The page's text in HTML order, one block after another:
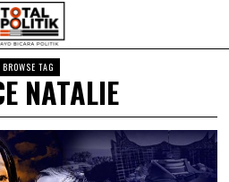
BROWSE TAG
NATALIE